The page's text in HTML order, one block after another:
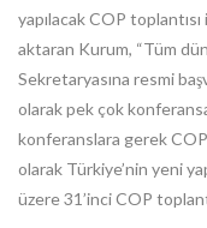
yapılacak COP toplantısı
aktaran Kurum, “Tüm
Sekretaryasına resmi
olarak pek çok
konferanslara gerek COP
olarak Türkiye’nin yeni
üzere 31’inci COP